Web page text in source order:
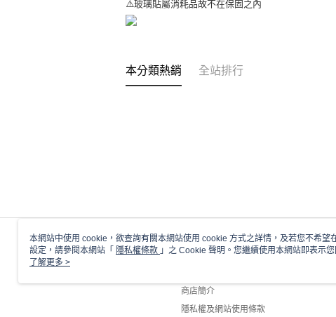
⚠️玻璃貼屬消耗品故不在保固之內
本分類熱銷 全站排行
關於我們
商店簡介
隱私權及網站使用條款
本網站中使用 cookie，欲查詢有關本網站使用 cookie 方式之詳情，及若您不希
設定，請參閱本網站「 隱私權條款 」之 Cookie 聲明。您繼續使用本網站即表示
使用 cookie。
了解更多 >